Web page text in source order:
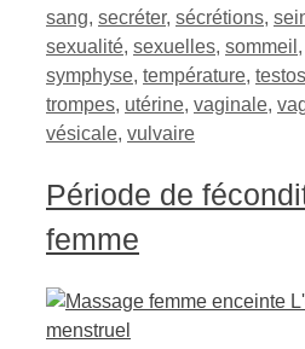
sang, secréter, sécrétions,
sexualité, sexuelles, sommeil ,
symphyse, température,
trompes, utérine, vaginale,
vésicale, vulvaire
Période de
femme